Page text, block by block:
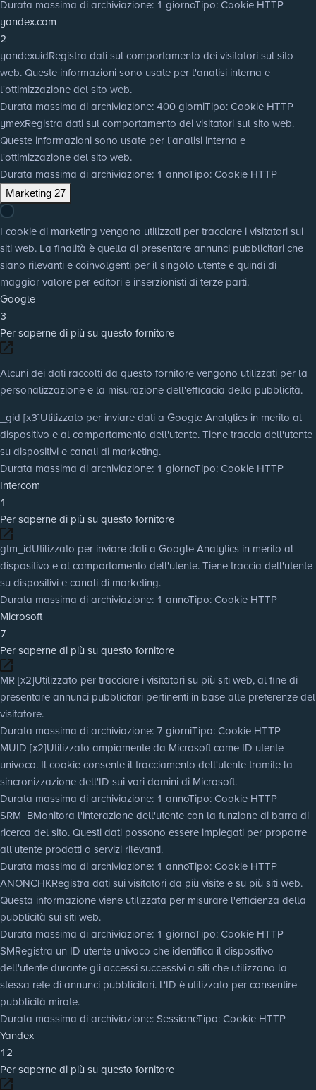
Durata massima di archiviazione: 1 giornoTipo: Cookie HTTP
yandex.com
2
yandexuidRegistra dati sul comportamento dei visitatori sul sito
web. Queste informazioni sono usate per l'analisi interna e
l'ottimizzazione del sito web.
Durata massima di archiviazione: 400 giorniTipo: Cookie HTTP
ymexRegistra dati sul comportamento dei visitatori sul sito web.
Queste informazioni sono usate per l'analisi interna e
l'ottimizzazione del sito web.
Durata massima di archiviazione: 1 annoTipo: Cookie HTTP
Marketing 27
I cookie di marketing vengono utilizzati per tracciare i visitatori sui
siti web. La finalità è quella di presentare annunci pubblicitari che
siano rilevanti e coinvolgenti per il singolo utente e quindi di
maggior valore per editori e inserzionisti di terze parti.
Google
3
Per saperne di più su questo fornitore
Alcuni dei dati raccolti da questo fornitore vengono utilizzati per la
personalizzazione e la misurazione dell'efficacia della pubblicità.
_gid [x3]Utilizzato per inviare dati a Google Analytics in merito al
dispositivo e al comportamento dell'utente. Tiene traccia dell'utente
su dispositivi e canali di marketing.
Durata massima di archiviazione: 1 giornoTipo: Cookie HTTP
Intercom
1
Per saperne di più su questo fornitore
gtm_idUtilizzato per inviare dati a Google Analytics in merito al
dispositivo e al comportamento dell'utente. Tiene traccia dell'utente
su dispositivi e canali di marketing.
Durata massima di archiviazione: 1 annoTipo: Cookie HTTP
Microsoft
7
Per saperne di più su questo fornitore
MR [x2]Utilizzato per tracciare i visitatori su più siti web, al fine di
presentare annunci pubblicitari pertinenti in base alle preferenze del
visitatore.
Durata massima di archiviazione: 7 giorniTipo: Cookie HTTP
MUID [x2]Utilizzato ampiamente da Microsoft come ID utente
univoco. Il cookie consente il tracciamento dell'utente tramite la
sincronizzazione dell'ID sui vari domini di Microsoft.
Durata massima di archiviazione: 1 annoTipo: Cookie HTTP
SRM_BMonitora l'interazione dell'utente con la funzione di barra di
ricerca del sito. Questi dati possono essere impiegati per proporre
all'utente prodotti o servizi rilevanti.
Durata massima di archiviazione: 1 annoTipo: Cookie HTTP
ANONCHKRegistra dati sui visitatori da più visite e su più siti web.
Questa informazione viene utilizzata per misurare l'efficienza della
pubblicità sui siti web.
Durata massima di archiviazione: 1 giornoTipo: Cookie HTTP
SMRegistra un ID utente univoco che identifica il dispositivo
dell'utente durante gli accessi successivi a siti che utilizzano la
stessa rete di annunci pubblicitari. L'ID è utilizzato per consentire
pubblicità mirate.
Durata massima di archiviazione: SessioneTipo: Cookie HTTP
Yandex
12
Per saperne di più su questo fornitore